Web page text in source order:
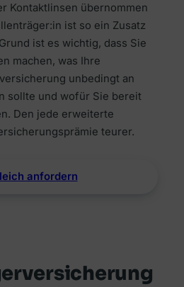
Kontaktlinsen übernommen
ist so ein Zusatz
ist es wichtig, dass Sie
machen, was Ihre
unbedingt an
sollte und wofür Sie bereit
Den jede erweiterte
teurer.
anfordern